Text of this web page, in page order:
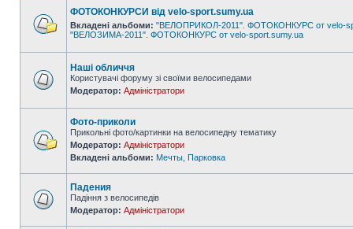
ФОТОКОНКУРСИ від velo-sport.sumy.ua
Вкладені альбоми: "ВЕЛОПРИКОЛ-2011". ФОТОКОНКУРС от velo-
"ВЕЛОЗИМА-2011". ФОТОКОНКУРС от velo-sport.sumy.ua
Наші обличчя
Користувачі форуму зі своїми велосипедами
Модератор: Адміністратори
Фото-приколи
Прикольні фото/картинки на велосипедну тематику
Модератор: Адміністратори
Вкладені альбоми: Мечты Парковка
Падения
Падіння з велосипедів
Модератор: Адміністратори